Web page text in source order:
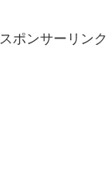
スポンサーリンク